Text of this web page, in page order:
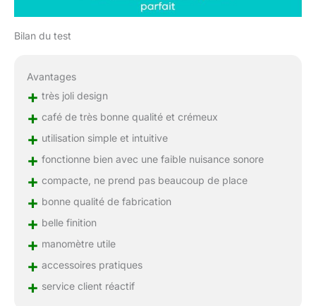
Bilan du test
Avantages
+ très joli design
+ café de très bonne qualité et crémeux
+ utilisation simple et intuitive
+ fonctionne bien avec une faible nuisance sonore
+ compacte, ne prend pas beaucoup de place
+ bonne qualité de fabrication
+ belle finition
+ manomètre utile
+ accessoires pratiques
+ service client réactif